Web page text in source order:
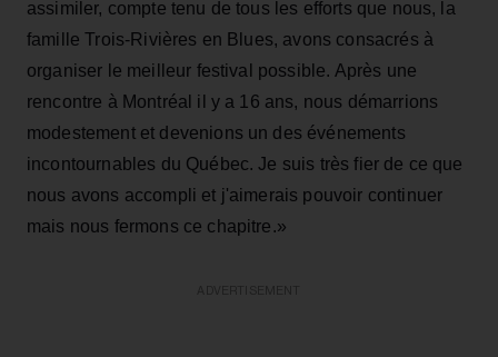
assimiler, compte tenu de tous les efforts que nous, la
famille Trois-Rivières en Blues, avons consacrés à
organiser le meilleur festival possible. Après une
rencontre à Montréal il y a 16 ans, nous démarrions
modestement et devenions un des événements
incontournables du Québec. Je suis très fier de ce que
nous avons accompli et j'aimerais pouvoir continuer
mais nous fermons ce chapitre.»